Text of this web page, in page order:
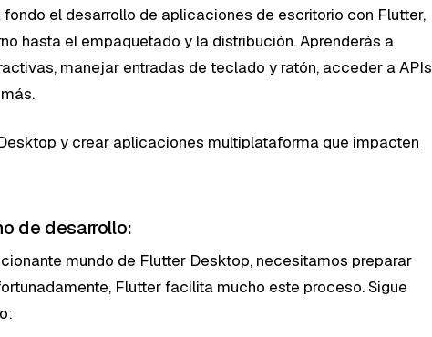
el desarrollo de aplicaciones de escritorio con Flutter,
hasta el empaquetado y la distribución. Aprenderás a
manejar entradas de teclado y ratón, acceder a APIs
y crear aplicaciones multiplataforma que impacten
de desarrollo:
mundo de Flutter Desktop, necesitamos preparar
Flutter facilita mucho este proceso. Sigue